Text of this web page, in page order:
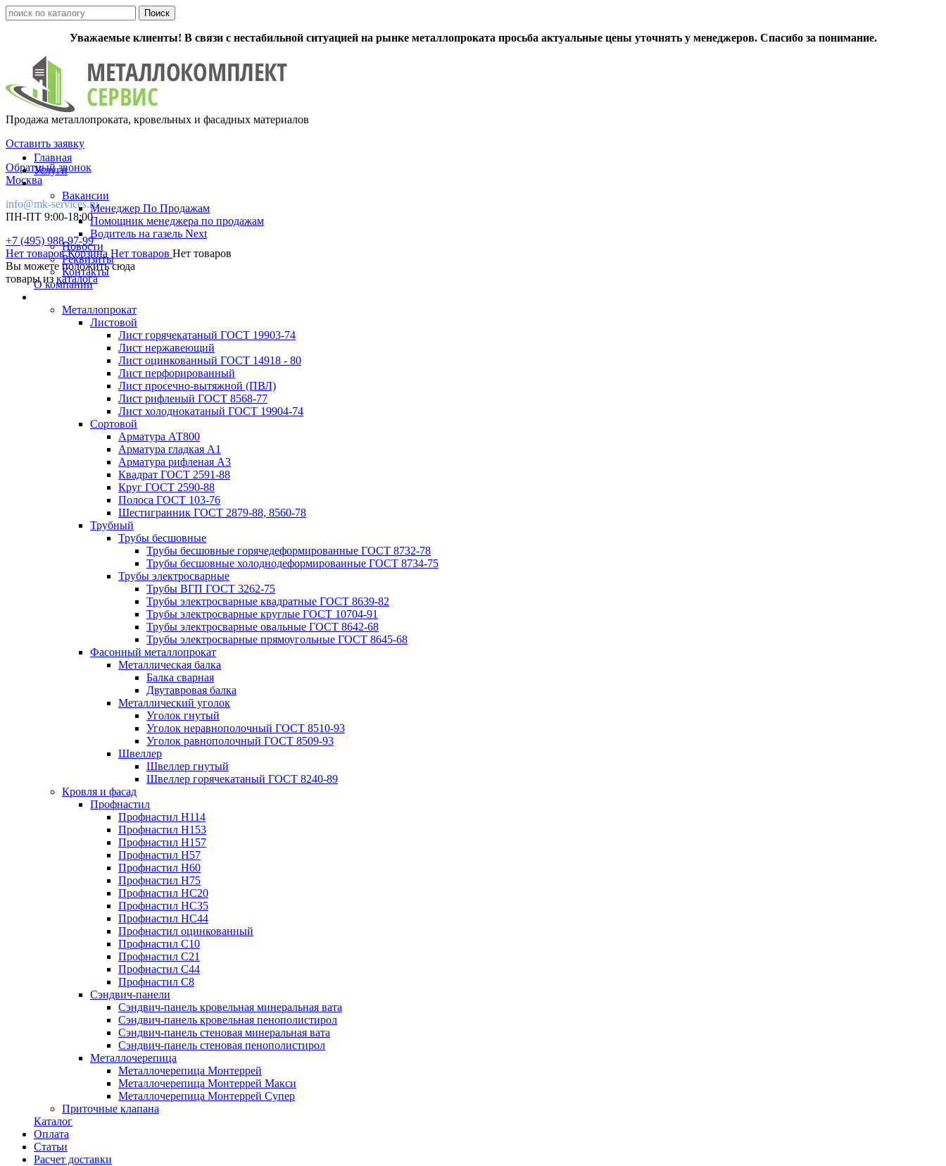
Уважаемые клиенты! В связи с нестабильной ситуацией на рынке металлопроката просьба актуальные цены уточнять у менеджеров. Спасибо за понимание.
Продажа металлопроката, кровельных и фасадных материалов
Оставить заявку
Обратный звонок
Москва
info@mk-services.ru
ПН-ПТ 9:00-18:00
+7 (495) 988-97-99
Нет товаровКорзина Нет товаров Нет товаров
Вы можете положить сюда
товары из каталога
Главная
Услуги
Вакансии
Менеджер По Продажам
Помощник менеджера по продажам
Водитель на газель Next
Новости
Реквизиты
Контакты
О компании
Металлопрокат
Листовой
Лист горячекатаный ГОСТ 19903-74
Лист нержавеющий
Лист оцинкованный ГОСТ 14918 - 80
Лист перфорированный
Лист просечно-вытяжной (ПВЛ)
Лист рифленый ГОСТ 8568-77
Лист холоднокатаный ГОСТ 19904-74
Сортовой
Арматура АТ800
Арматура гладкая А1
Арматура рифленая А3
Квадрат ГОСТ 2591-88
Круг ГОСТ 2590-88
Полоса ГОСТ 103-76
Шестигранник ГОСТ 2879-88, 8560-78
Трубный
Трубы бесшовные
Трубы бесшовные горячедеформированные ГОСТ 8732-78
Трубы бесшовные холоднодеформированные ГОСТ 8734-75
Трубы электросварные
Трубы ВГП ГОСТ 3262-75
Трубы электросварные квадратные ГОСТ 8639-82
Трубы электросварные круглые ГОСТ 10704-91
Трубы электросварные овальные ГОСТ 8642-68
Трубы электросварные прямоугольные ГОСТ 8645-68
Фасонный металлопрокат
Металлическая балка
Балка сварная
Двутавровая балка
Металлический уголок
Уголок гнутый
Уголок неравнополочный ГОСТ 8510-93
Уголок равнополочный ГОСТ 8509-93
Швеллер
Швеллер гнутый
Швеллер горячекатаный ГОСТ 8240-89
Кровля и фасад
Профнастил
Профнастил Н114
Профнастил Н153
Профнастил Н157
Профнастил Н57
Профнастил Н60
Профнастил Н75
Профнастил НС20
Профнастил НС35
Профнастил НС44
Профнастил оцинкованный
Профнастил С10
Профнастил С21
Профнастил С44
Профнастил С8
Сэндвич-панели
Сэндвич-панель кровельная минеральная вата
Сэндвич-панель кровельная пенополистирол
Сэндвич-панель стеновая минеральная вата
Сэндвич-панель стеновая пенополистирол
Металлочерепица
Металлочерепица Монтеррей
Металлочерепица Монтеррей Макси
Металлочерепица Монтеррей Супер
Приточные клапана
Каталог
Оплата
Статьи
Расчет доставки